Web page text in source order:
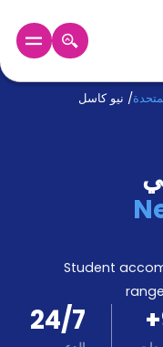
/ نيو كاسل
Student
+
24/7